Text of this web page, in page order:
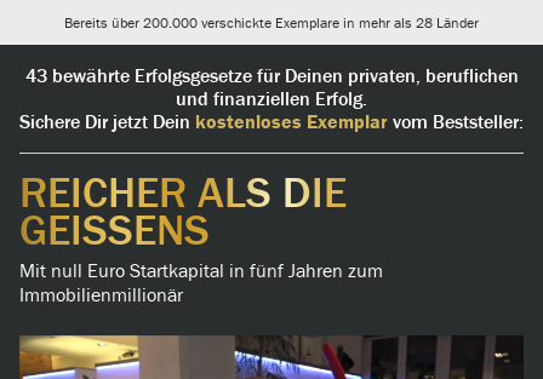
Bereits über 200.000 verschickte Exemplare in mehr als 28 Länder
43 bewährte Erfolgsgesetze für Deinen privaten, beruflichen
und finanziellen Erfolg.
Sichere Dir jetzt Dein kostenloses Exemplar vom Beststeller:
REICHER ALS DIE
GEISSENS
Mit null Euro Startkapital in fünf Jahren zum
Immobilienmillionär